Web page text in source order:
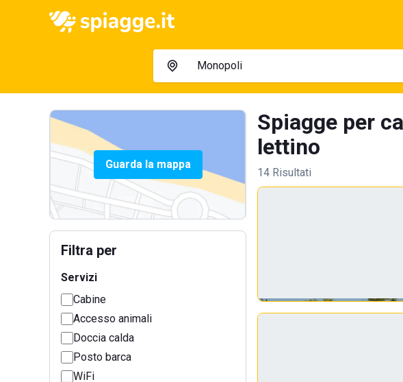
Guarda la mappa
Filtra per
Servizi
Cabine
Accesso animali
Doccia calda
Posto barca
WiFi
Spiagge per
lettino
14 Risultati